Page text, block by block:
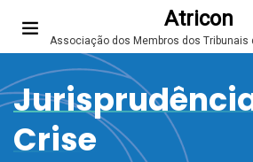
Atricon
Associação dos Membros dos Tribunais
Crise